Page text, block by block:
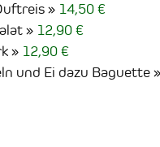
14,50 €
12,90 €
12,90 €
und Ei dazu Baguette